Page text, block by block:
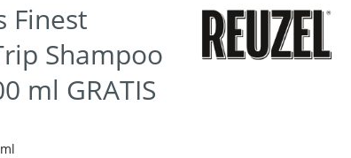
Finest
Shampoo
ml GRATIS